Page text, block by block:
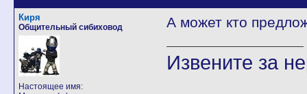
Киря
Общительный сибиховод
Настоящее имя:
А может кто
Извените за